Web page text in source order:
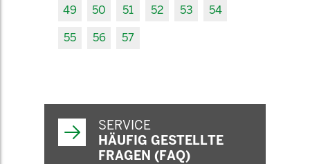
49
50 51 52 53
54
55
56 57
SERVICE
HÄUFIG GESTELLTE
FRAGEN (FAQ)